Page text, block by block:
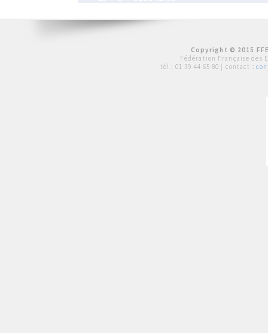
Copyright © 2015
Fédération Française des
tél : 01 39 44 65 80 | contact :